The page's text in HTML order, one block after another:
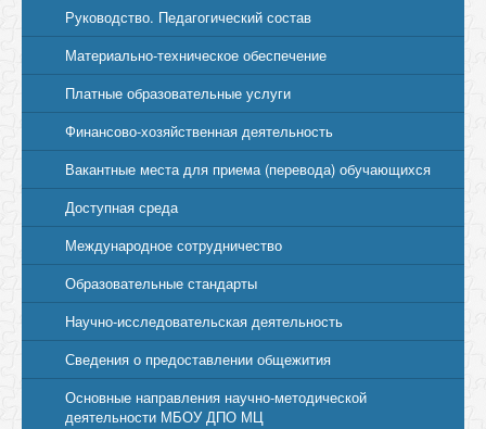
Руководство. Педагогический состав
Материально-техническое обеспечение
Платные образовательные услуги
Финансово-хозяйственная деятельность
Вакантные места для приема (перевода) обучающихся
Доступная среда
Международное сотрудничество
Образовательные стандарты
Научно-исследовательская деятельность
Сведения о предоставлении общежития
Основные направления научно-методической
деятельности МБОУ ДПО МЦ